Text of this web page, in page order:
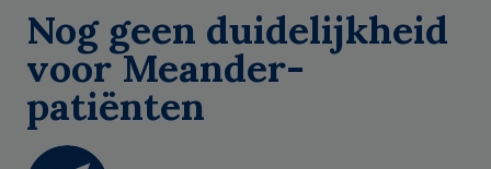
Nog geen duidelijkheid
voor Meander-
patiënten